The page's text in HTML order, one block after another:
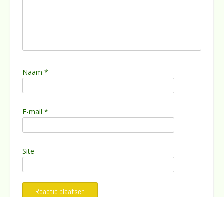
Naam *
E-mail *
Site